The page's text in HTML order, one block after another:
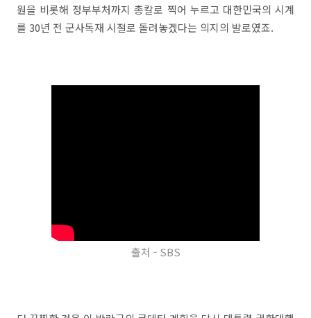
원을 비롯해 정부부처까지 총칼로 찍어 누르고 대한민국의 시계
를 30년 전 군사독재 시절로 돌려놓겠다는 의지의 발로였죠.
출처 - SBS